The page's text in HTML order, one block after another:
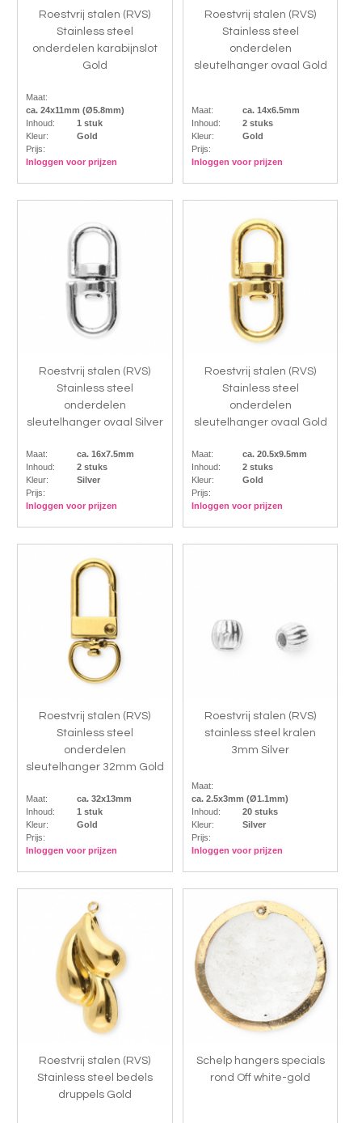
Roestvrij stalen (RVS)
Stainless steel
onderdelen karabijnslot
Gold
Maat:
ca. 24x11mm (Ø5.8mm)
Inhoud:
1 stuk
Kleur:
Gold
Prijs:
Inloggen voor prijzen
Roestvrij stalen (RVS)
Stainless steel
onderdelen
sleutelhanger ovaal Gold
Maat:
ca. 14x6.5mm
Inhoud:
2 stuks
Kleur:
Gold
Prijs:
Inloggen voor prijzen
Roestvrij stalen (RVS)
Stainless steel
onderdelen
sleutelhanger ovaal Silver
Maat:
ca. 16x7.5mm
Inhoud:
2 stuks
Kleur:
Silver
Prijs:
Inloggen voor prijzen
Roestvrij stalen (RVS)
Stainless steel
onderdelen
sleutelhanger ovaal Gold
Maat:
ca. 20.5x9.5mm
Inhoud:
2 stuks
Kleur:
Gold
Prijs:
Inloggen voor prijzen
Roestvrij stalen (RVS)
Stainless steel
onderdelen
sleutelhanger 32mm Gold
Maat:
ca. 32x13mm
Inhoud:
1 stuk
Kleur:
Gold
Prijs:
Inloggen voor prijzen
Roestvrij stalen (RVS)
stainless steel kralen
3mm Silver
Maat:
ca. 2.5x3mm (Ø1.1mm)
Inhoud:
20 stuks
Kleur:
Silver
Prijs:
Inloggen voor prijzen
Roestvrij stalen (RVS)
Stainless steel bedels
druppels Gold
Schelp hangers specials
rond Off white-gold